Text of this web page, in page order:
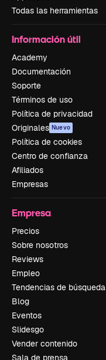
Todas las herramientas
Información útil
Academy
Documentación
Soporte
Términos de uso
Política de privacidad
Originales Nuevo
Política de cookies
Centro de confianza
Afiliados
Empresas
Empresa
Precios
Sobre nosotros
Reviews
Empleo
Tendencias de búsqueda
Blog
Eventos
Slidesgo
Vender contenido
Sala de prensa